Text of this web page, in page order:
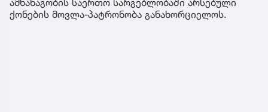
ქონების მოვლა-პატრონობა განახორციელოს.